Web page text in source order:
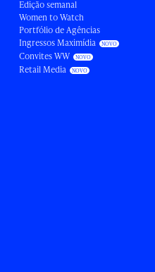
Edição semanal
Women to Watch
Portfólio de Agências
Ingressos Maximídia
Convites WW
Retail Media